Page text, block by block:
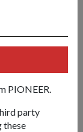
PIONEER.
party
these